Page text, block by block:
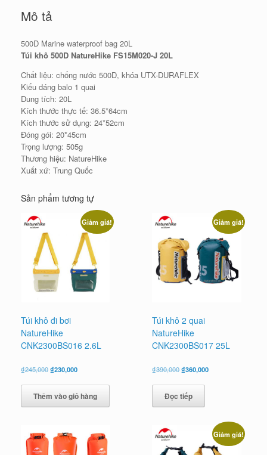
Mô tả
500D Marine waterproof bag 20L
Túi khô 500D NatureHike FS15M020-J 20L
Chất liệu: chống nước 500D, khóa UTX-DURAFLEX
Kiểu dáng balo 1 quai
Dung tích: 20L
Kích thước thực tế: 36.5*64cm
Kích thước sử dụng: 24*52cm
Đóng gói: 20*45cm
Trọng lượng: 505g
Thương hiệu: NatureHike
Xuất xứ: Trung Quốc
Sản phẩm tương tự
Giảm giá!
Túi khô đi bơi
NatureHike
CNK2300BS016 2.6L
₫245,000Giá
là:
₫245,000.
₫230,000Giá
tại
là:
₫230,000.
Thêm vào giỏ hàng
Giảm giá!
Túi khô 2 quai
NatureHike
CNK2300BS017 25L
₫390,000Giá
là:
₫390,000.
₫360,000Giá
Đọc tiếp
Giảm giá!